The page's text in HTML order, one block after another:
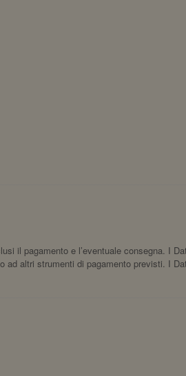
il pagamento e l’eventuale consegna. I
altri strumenti di pagamento previsti. I